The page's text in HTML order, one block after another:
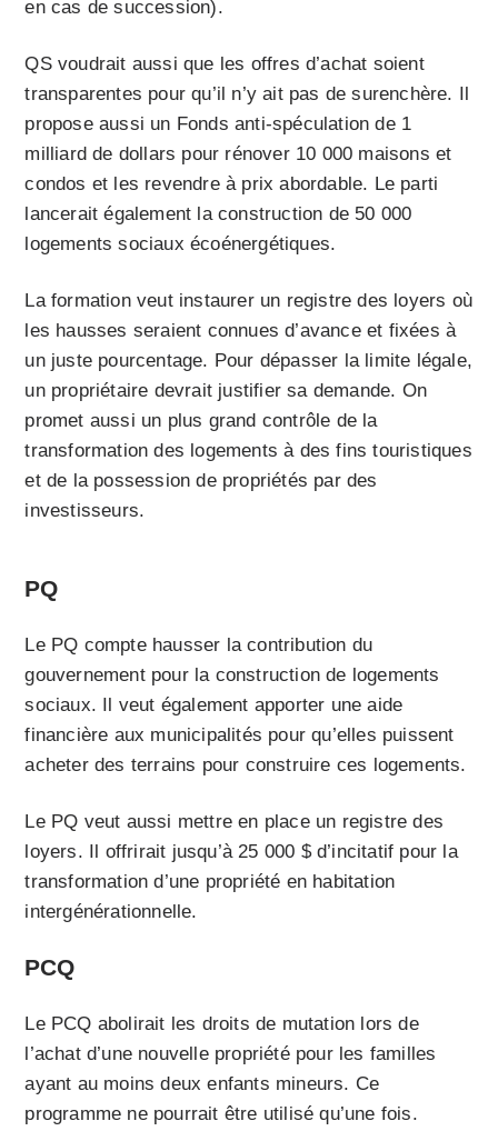
en cas de succession).
QS voudrait aussi que les offres d’achat soient
transparentes pour qu’il n’y ait pas de surenchère. Il
propose aussi un Fonds anti-spéculation de 1
milliard de dollars pour rénover 10 000 maisons et
condos et les revendre à prix abordable. Le parti
lancerait également la construction de 50 000
logements sociaux écoénergétiques.
La formation veut instaurer un registre des loyers où
les hausses seraient connues d’avance et fixées à
un juste pourcentage. Pour dépasser la limite légale,
un propriétaire devrait justifier sa demande. On
promet aussi un plus grand contrôle de la
transformation des logements à des fins touristiques
et de la possession de propriétés par des
investisseurs.
PQ
Le PQ compte hausser la contribution du
gouvernement pour la construction de logements
sociaux. Il veut également apporter une aide
financière aux municipalités pour qu’elles puissent
acheter des terrains pour construire ces logements.
Le PQ veut aussi mettre en place un registre des
loyers. Il offrirait jusqu’à 25 000 $ d’incitatif pour la
transformation d’une propriété en habitation
intergénérationnelle.
PCQ
Le PCQ abolirait les droits de mutation lors de
l’achat d’une nouvelle propriété pour les familles
ayant au moins deux enfants mineurs. Ce
programme ne pourrait être utilisé qu’une fois.